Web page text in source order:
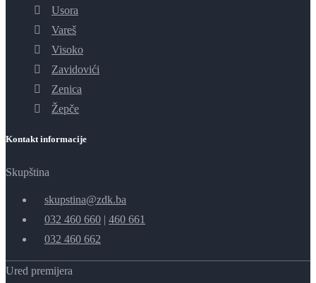
Usora
Vareš
Visoko
Zavidovići
Zenica
Žepče
Kontakt informacije
Skupština
skupstina@zdk.ba
032 460 660 | 460 661
032 460 662
Ured premijera